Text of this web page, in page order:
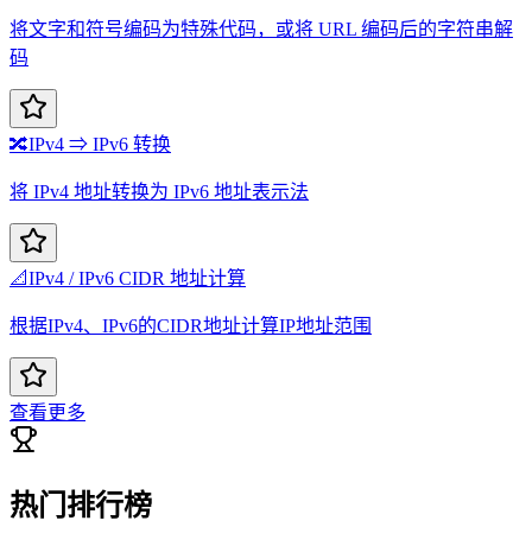
将文字和符号编码为特殊代码，或将 URL 编码后的字符串解
码
🔀IPv4 ⇒ IPv6 转换
将 IPv4 地址转换为 IPv6 地址表示法
📐IPv4 / IPv6 CIDR 地址计算
根据IPv4、IPv6的CIDR地址计算IP地址范围
查看更多
热门排行榜